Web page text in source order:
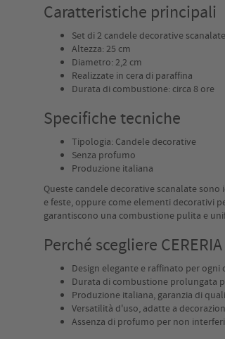
Caratteristiche principali
Set di 2 candele decorative scanalate
Altezza: 25 cm
Diametro: 2,2 cm
Realizzate in cera di paraffina
Durata di combustione: circa 8 ore
Specifiche tecniche
Tipologia: Candele decorative
Senza profumo
Produzione italiana
Queste candele decorative scanalate
e feste, oppure come elementi decorativi
garantiscono una combustione pulita e
Perché scegliere
Design elegante e raffinato per ogni
Durata di combustione prolungata
Produzione italiana, garanzia di
Versatilità d'uso, adatte a
Assenza di profumo per non